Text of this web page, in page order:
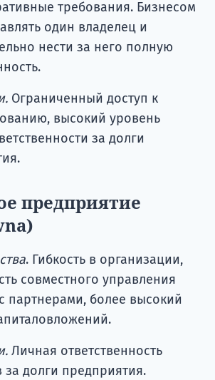
требования. Бизнесом
один владелец и
нести за него полную
Ограниченный доступ к
высокий уровень
за долги
предприятие
. Гибкость в организации,
совместного управления
партнерами, более высокий
Личная ответственность
за долги предприятия.